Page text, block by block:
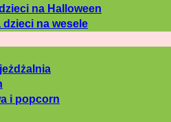
na Halloween
na wesele
i popcorn